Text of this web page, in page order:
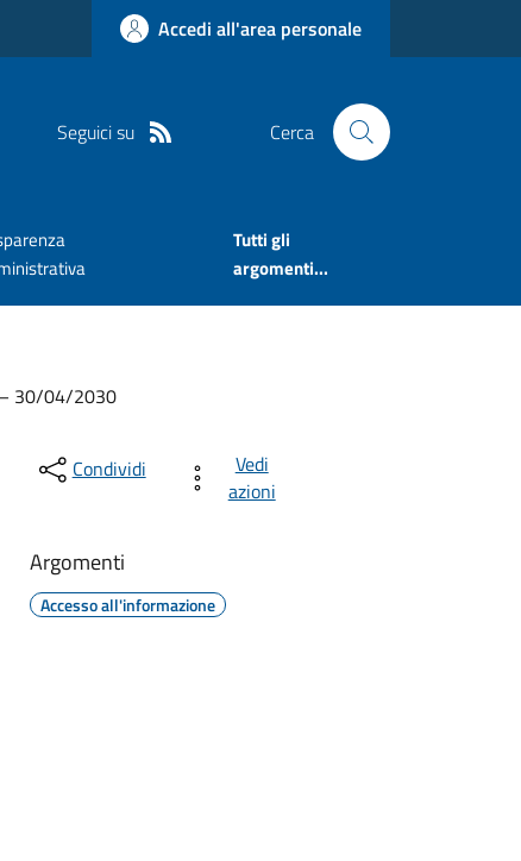
Accedi all'area personale
Seguici su Cerca
Tutti gli
argomenti...
– 30/04/2030
Condividi
Vedi
azioni
Argomenti
Accesso all'informazione